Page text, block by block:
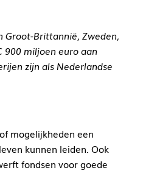
Groot-Brittannië, Zweden,
900 miljoen euro aan
zijn als Nederlandse
mogelijkheden een
kunnen leiden. Ook
fondsen voor goede